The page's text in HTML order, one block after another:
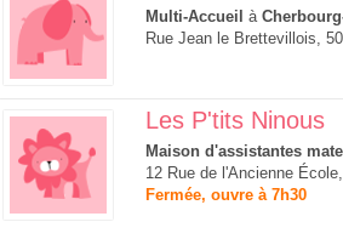
Multi-Accueil à
Rue Jean le Brettevillois,
Les P'tits Ninous
Maison d'assistantes
12 Rue de l'Ancienne
Fermée, ouvre à 7h30